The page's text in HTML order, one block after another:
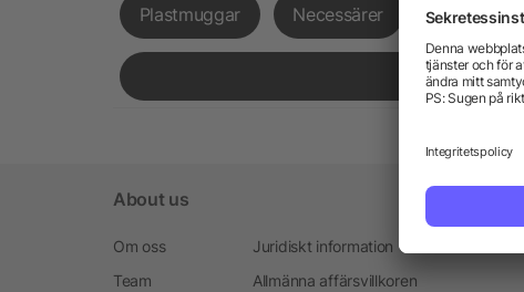
Plastmuggar Necessärer Snacks
About us
Om oss
Team
Juridiskt information
Allmänna affärsvillkoren